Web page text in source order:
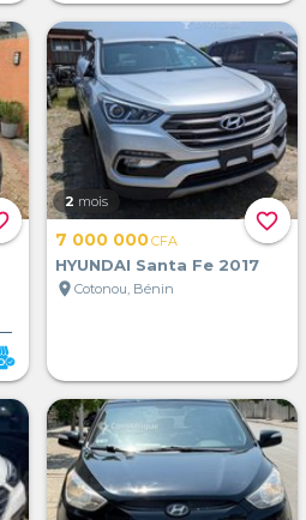
favorite_border
2 mois
7 000 000CFA
HYUNDAI Santa Fe 2017
location_on Cotonou, Bénin